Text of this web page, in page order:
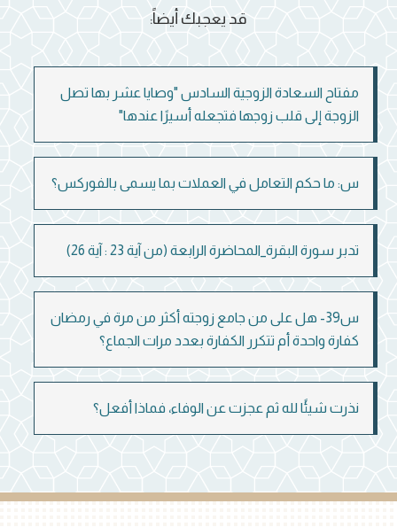
مفتاح السعادة الزوجية السادس "وصايا عشر بها تصل
الزوجة إلى قلب زوجها فتجعله أسيرًا عندها"
س: ما حكم التعامل في العملات بما يسمى بالفوركس؟
تدبر سورة البقرة_المحاضرة الرابعة (من آية 23 : آية 26)
س39- هل على من جامع زوجته أكثر من مرة في رمضان
كفارة واحدة أم تتكرر الكفارة بعدد مرات الجماع؟
نذرت شيئًا لله ثم عجزت عن الوفاء، فماذا أفعل؟
قد يعجبك أيضاً: